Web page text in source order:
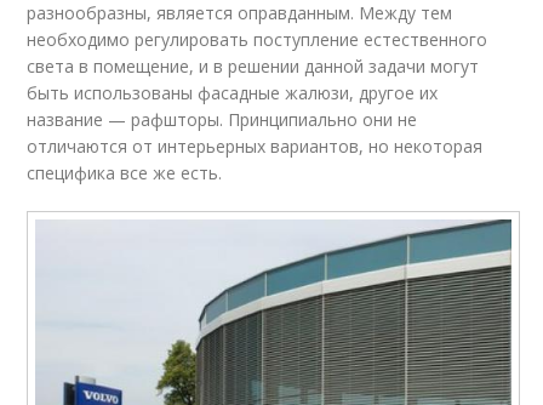
разнообразны, является оправданным. Между тем
необходимо регулировать поступление естественного
света в помещение, и в решении данной задачи могут
быть использованы фасадные жалюзи, другое их
название — рафшторы. Принципиально они не
отличаются от интерьерных вариантов, но некоторая
специфика все же есть.